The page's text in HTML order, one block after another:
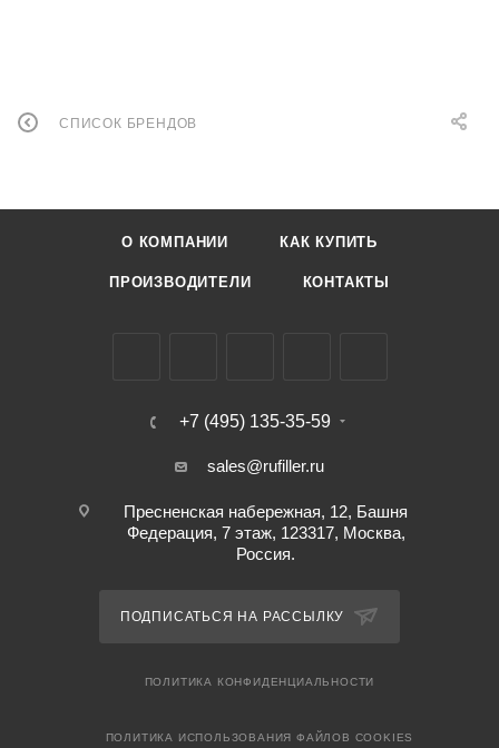
СПИСОК БРЕНДОВ
О КОМПАНИИ КАК КУПИТЬ
ПРОИЗВОДИТЕЛИ КОНТАКТЫ
+7 (495) 135-35-59
sales@rufiller.ru
Пресненская набережная, 12, Башня
Федерация, 7 этаж, 123317, Москва,
Россия.
ПОДПИСАТЬСЯ НА РАССЫЛКУ
ПОЛИТИКА КОНФИДЕНЦИАЛЬНОСТИ
ПОЛИТИКА ИСПОЛЬЗОВАНИЯ ФАЙЛОВ COOKIES